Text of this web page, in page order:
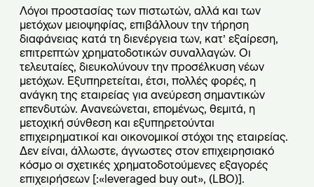
Λόγοι προστασίας των πιστωτών, αλλά και των
μετόχων μειοψηφίας, επιβάλλουν την τήρηση
διαφάνειας κατά τη διενέργεια των, κατ’ εξαίρεση,
επιτρεπτών χρηματοδοτικών συναλλαγών. Οι
τελευταίες, διευκολύνουν την προσέλκυση νέων
μετόχων. Εξυπηρετείται, έτσι, πολλές φορές, η
ανάγκη της εταιρείας για ανεύρεση σημαντικών
επενδυτών. Ανανεώνεται, επομένως, θεμιτά, η
μετοχική σύνθεση και εξυπηρετούνται
επιχειρηματικοί και οικονομικοί στόχοι της εταιρείας.
Δεν είναι, άλλωστε, άγνωστες στον επιχειρησιακό
κόσμο οι σχετικές χρηματοδοτούμενες εξαγορές
επιχειρήσεων [:«leveraged buy out», (LBO)].